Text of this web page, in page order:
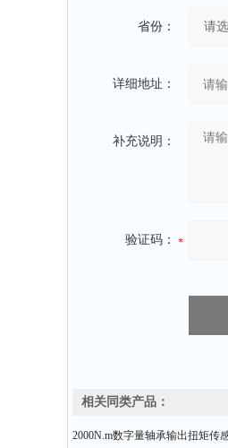
省份：
详细地址：
补充说明：
验证码：
相关同类产品：
2000N.m数字量轴承输出扭矩传